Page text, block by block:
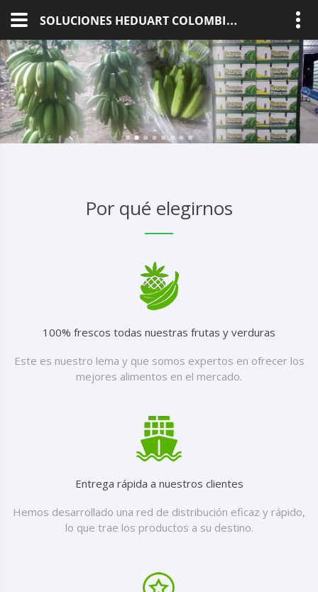
S
OLUCIONES HEDUART COLOMBIAN FRUITS
Por qué elegirnos
100% frescos todas nuestras frutas y verduras
Este es nuestro lema y que somos expertos en ofrecer los
mejores alimentos en el mercado.
Entrega rápida a nuestros clientes
Hemos desarrollado una red de distribución eficaz y rápido,
lo que trae los productos a su destino.